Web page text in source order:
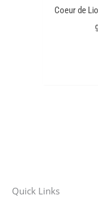
Coeur de
Quick Links